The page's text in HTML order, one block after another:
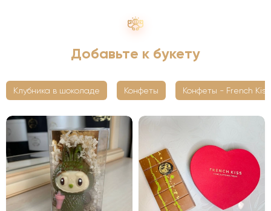
Добавьте к букету
Клубника в шоколаде Конфеты Конфеты - French Kiss